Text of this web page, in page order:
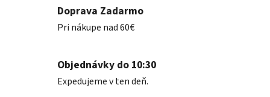
Doprava Zadarmo
Pri nákupe nad 60€
Objednávky do 10:30
Expedujeme v ten deň.